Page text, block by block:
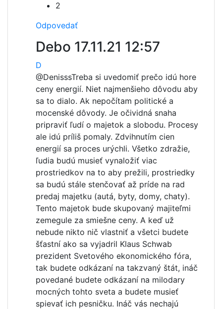
2
Odpovedať
Debo 17.11.21 12:57
D
@DenisssTreba si uvedomiť prečo idú hore
ceny energií. Niet najmenšieho dôvodu aby
sa to dialo. Ak nepočítam politické a
mocenské dôvody. Je očividná snaha
pripraviť ľudí o majetok a slobodu. Procesy
ale idú príliš pomaly. Zdvihnutím cien
energií sa proces urýchli. Všetko zdražie,
ľudia budú musieť vynaložiť viac
prostriedkov na to aby prežili, prostriedky
sa budú stále stenčovať až príde na rad
predaj majetku (autá, byty, domy, chaty).
Tento majetok bude skupovaný majiteľmi
zemegule za smiešne ceny. A keď už
nebude nikto nič vlastniť a všetci budete
šťastní ako sa vyjadril Klaus Schwab
prezident Svetového ekonomického fóra,
tak budete odkázaní na takzvaný štát, ináč
povedané budete odkázaní na milodary
mocných tohto sveta a budete musieť
spievať ich pesničku. Ináč vás nechajú